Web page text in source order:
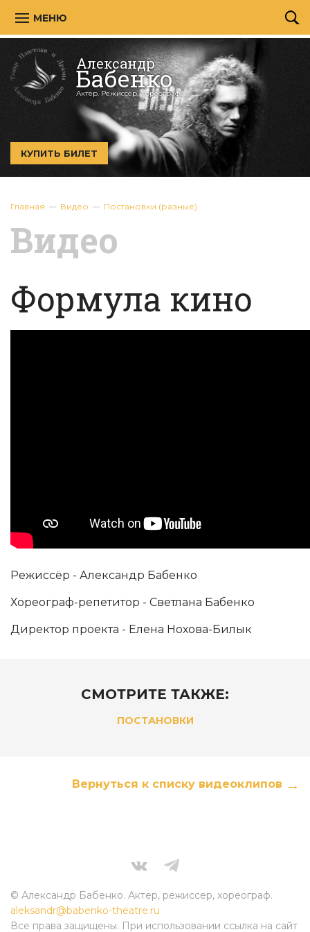
МЕНЮ
Александр
Бабенко
Актер. Режиссёр. Хореограф.
КУПИТЬ БИЛЕТ
Главная Видео Постановки (разные)
Видео
Формула кино
Режиссёр - Александр Бабенко
Хореограф-репетитор - Светлана Бабенко
Директор проекта - Елена Нохова-Билык
СМОТРИТЕ ТАКЖЕ:
ПОСТАНОВКИ
Вернуться к списку видеоклипов
© Александр Бабенко. Актер, режиссер, хореограф.
aleksandr@babenko-theatre.ru
Все права защищены. При использовании ссылка на сайт